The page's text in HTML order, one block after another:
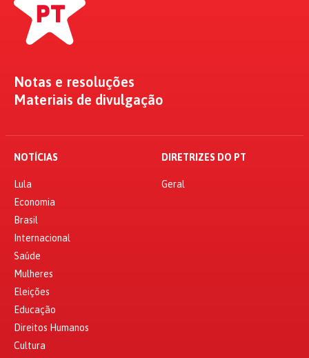
Notas e resoluções
Materiais de divulgação
NOTÍCIAS
Lula
Economia
Brasil
Internacional
Saúde
Mulheres
Eleições
Educação
Direitos Humanos
Cultura
DIRETRIZES DO PT
Geral